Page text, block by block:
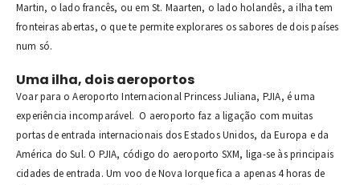
Martin, o lado francês, ou em St. Maarten, o lado holandês, a ilha tem
fronteiras abertas, o que te permite explorares os sabores de dois países
num só.
Uma ilha, dois aeroportos
Voar para o Aeroporto Internacional Princess Juliana, PJIA, é uma
experiência incomparável. O aeroporto faz a ligação com muitas
portas de entrada internacionais dos Estados Unidos, da Europa e da
América do Sul. O PJIA, código do aeroporto SXM, liga-se às principais
cidades de entrada. Um voo de Nova Iorque fica a apenas 4 horas de